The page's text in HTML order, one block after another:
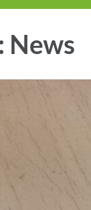
News